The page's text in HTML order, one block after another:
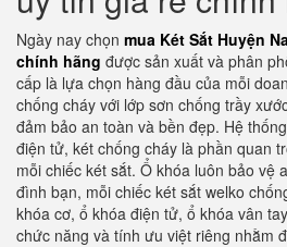
Ngày nay chọn mua Két Sắt Huyện
chính hãng được sản xuất và phân
cấp là lựa chọn hàng đầu của mỗi
chống cháy với lớp sơn chống trầy
đảm bảo an toàn và bền đẹp. Hệ
điện tử, két chống cháy là phần quan
mỗi chiếc két sắt. Ổ khóa luôn bảo vệ
đình bạn, mỗi chiếc két sắt welko
khóa cơ, ổ khóa điện tử, ổ khóa vân
chức năng và tính ưu việt riêng nhằm